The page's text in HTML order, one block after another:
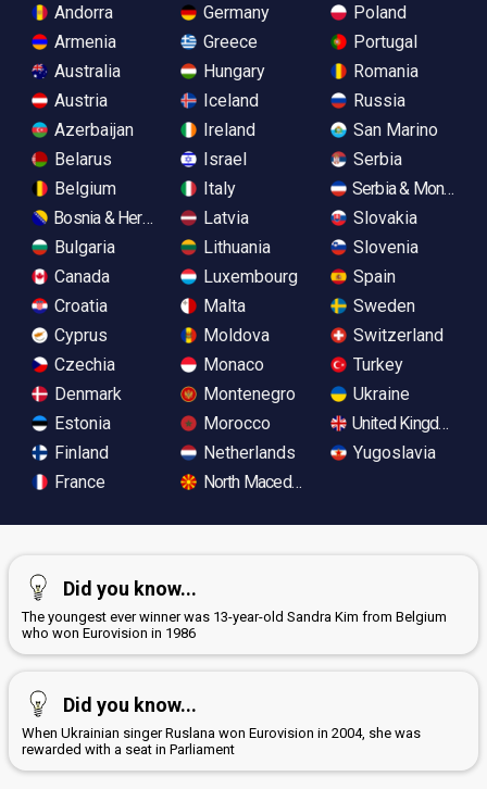
Andorra
Armenia
Australia
Austria
Azerbaijan
Belarus
Belgium
Bosnia & Herzegovina
Bulgaria
Canada
Croatia
Cyprus
Czechia
Denmark
Estonia
Finland
France
Germany
Greece
Hungary
Iceland
Ireland
Israel
Italy
Latvia
Lithuania
Luxembourg
Malta
Moldova
Monaco
Montenegro
Morocco
Netherlands
North Macedonia
Poland
Portugal
Romania
Russia
San Marino
Serbia
Serbia &
Slovakia
Slovenia
Spain
Sweden
Switzerland
Turkey
Ukraine
United Kingdom
Yugoslavia
Did you know...
The youngest ever winner was 13-year-old Sandra Kim from Belgium
who won Eurovision in 1986
Did you know...
When Ukrainian singer Ruslana won Eurovision in 2004, she was
rewarded with a seat in Parliament